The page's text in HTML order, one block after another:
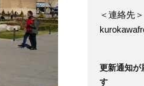
＜連絡先＞
更新通知が
す